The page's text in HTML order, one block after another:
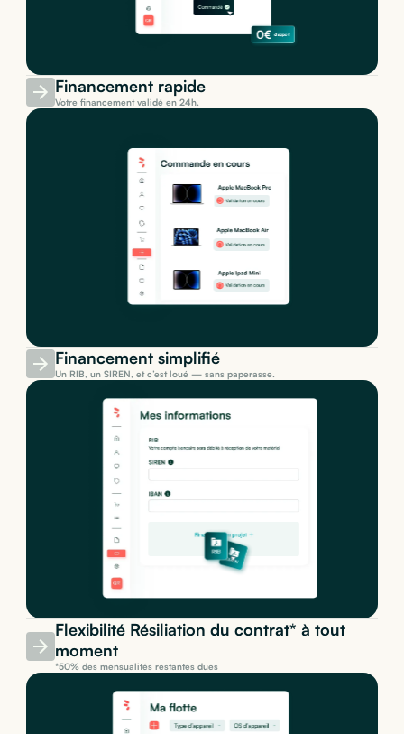
Financement rapide
Votre financement validé en 24h.
Financement simplifié
Un RIB, un SIREN, et c’est loué — sans paperasse.
Flexibilité Résiliation du contrat* à tout
moment
*50% des mensualités restantes dues